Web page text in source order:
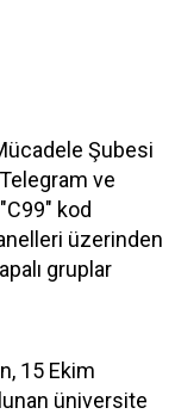
Şubesi
ve
kod
üzerinden
gruplar
15 Ekim
üniversite